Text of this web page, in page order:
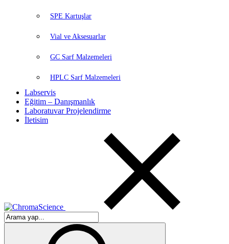
SPE Kartuşlar
Vial ve Aksesuarlar
GC Sarf Malzemeleri
HPLC Sarf Malzemeleri
Labservis
Eğitim – Danışmanlık
Laboratuvar Projelendirme
İletisim